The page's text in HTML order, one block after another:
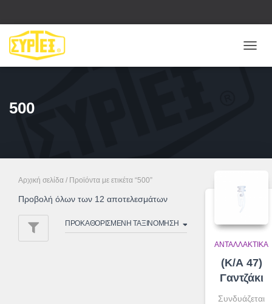
500
Αρχική σελίδα / Προϊόντα με ετικέτα “500”
Προβολή όλων των 12 αποτελεσμάτων
ΑΝΤΑΛΛΑΚΤΙΚΆ
(Κ/Α 47)
Γαντζάκι
Συνδυάζεται